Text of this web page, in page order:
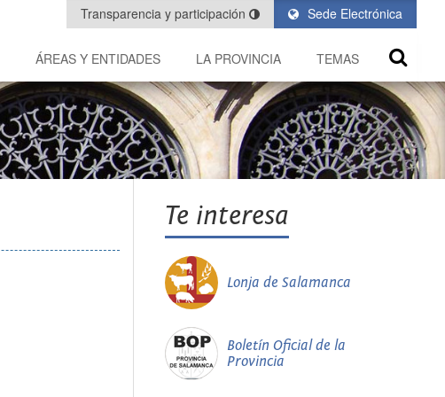
Sede Electrónica
Transparencia y participación
ÁREAS Y ENTIDADES LA PROVINCIA TEMAS
Te interesa
Lonja de Salamanca
Boletín Oficial de la
Provincia